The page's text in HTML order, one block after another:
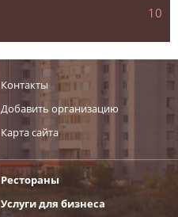
10
Контакты
Добавить организацию
Карта сайта
Рестораны
Услуги для бизнеса